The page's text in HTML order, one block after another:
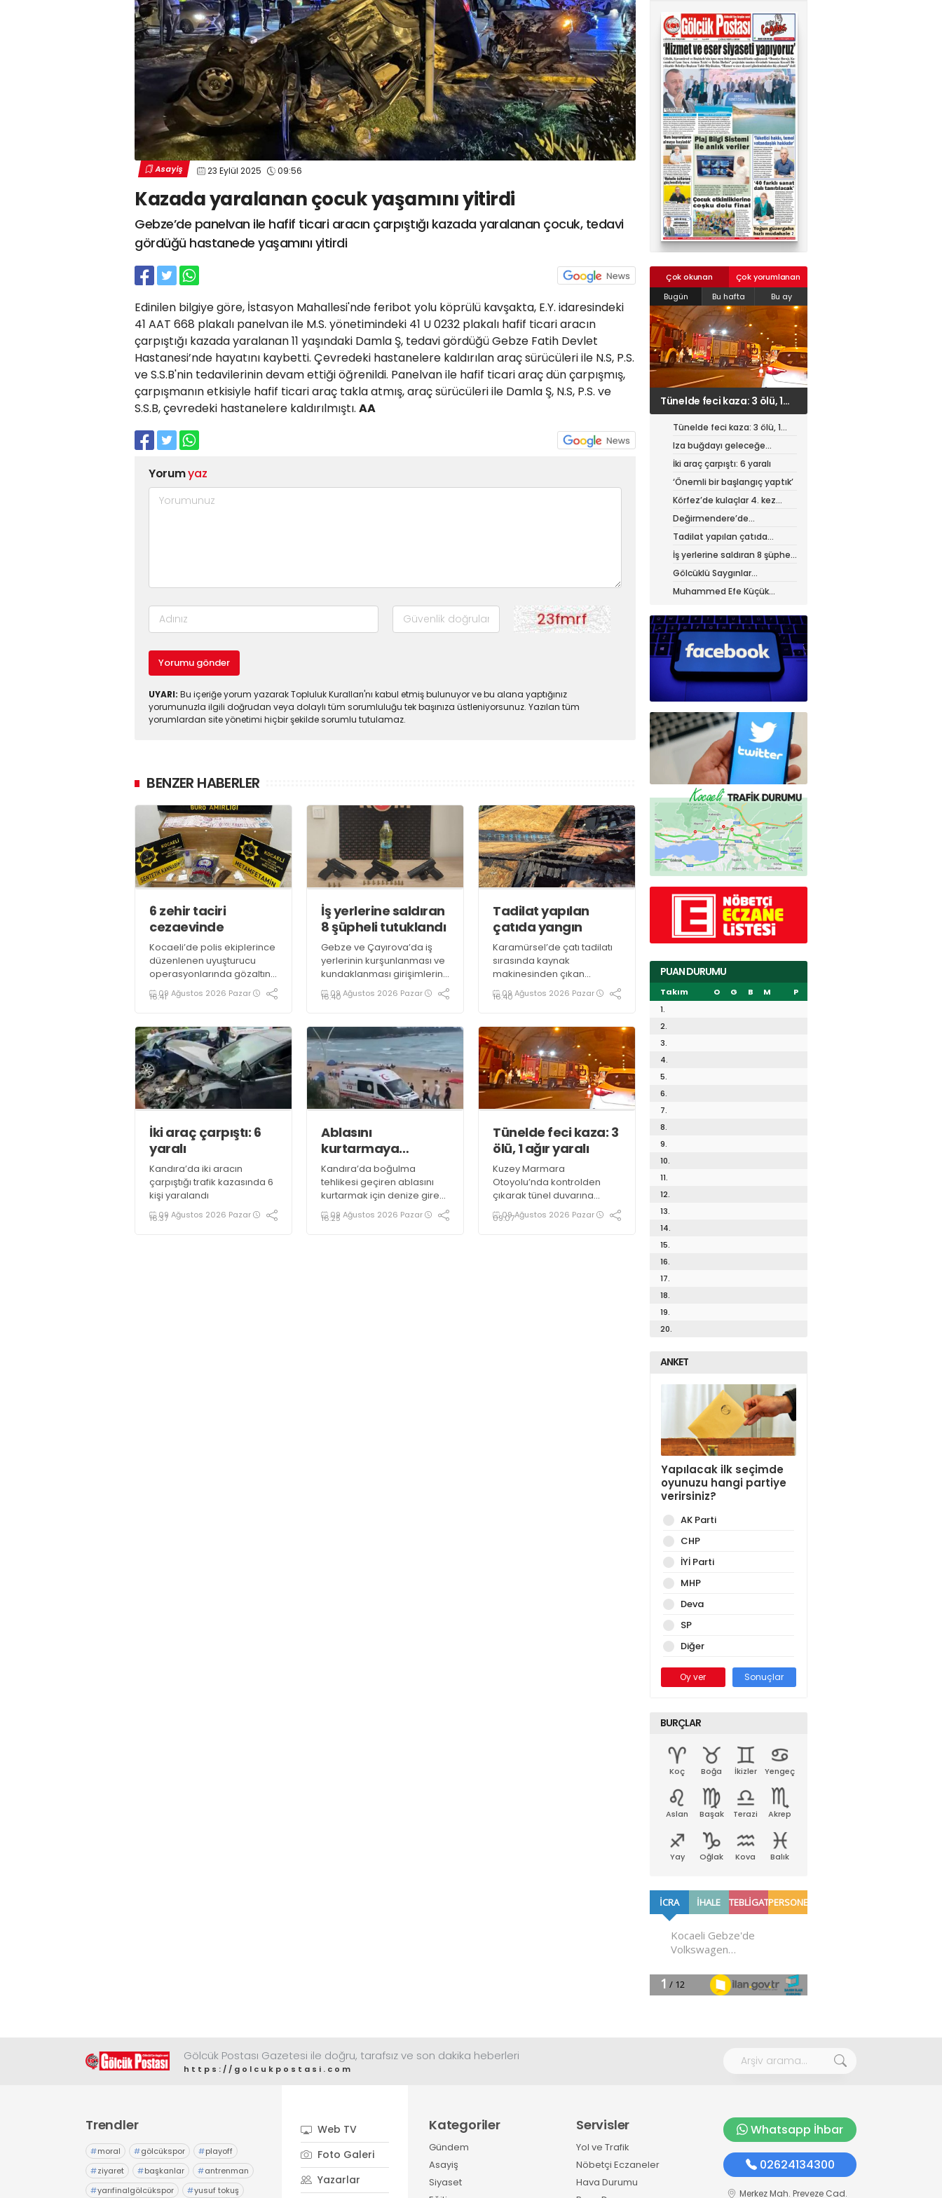
Asayiş 23 Eylül 2025 09:56
Kazada yaralanan çocuk yaşamını yitirdi
Gebze’de panelvan ile hafif ticari aracın çarpıştığı kazada yaralanan çocuk, tedavi
gördüğü hastanede yaşamını yitirdi
Edinilen bilgiye göre, İstasyon Mahallesi'nde feribot yolu köprülü kavşakta, E.Y. idaresindeki
41 AAT 668 plakalı panelvan ile M.S. yönetimindeki 41 U 0232 plakalı hafif ticari aracın
çarpıştığı kazada yaralanan 11 yaşındaki Damla Ş, tedavi gördüğü Gebze Fatih Devlet
Hastanesi’nde hayatını kaybetti. Çevredeki hastanelere kaldırılan araç sürücüleri ile N.S, P.S.
ve S.S.B'nin tedavilerinin devam ettiği öğrenildi. Panelvan ile hafif ticari araç dün çarpışmış,
çarpışmanın etkisiyle hafif ticari araç takla atmış, araç sürücüleri ile Damla Ş, N.S, P.S. ve
S.S.B, çevredeki hastanelere kaldırılmıştı. AA
Yorumyaz
Yorumu gönder
UYARI: Bu içeriğe yorum yazarak Topluluk Kuralları'nı kabul etmiş bulunuyor ve bu alana yaptığınız
yorumunuzla ilgili doğrudan veya dolaylı tüm sorumluluğu tek başınıza üstleniyorsunuz. Yazılan tüm
yorumlardan site yönetimi hiçbir şekilde sorumlu tutulamaz.
BENZER HABERLER
6 zehir taciri
cezaevinde
Kocaeli’de polis ekiplerince
düzenlenen uyuşturucu
operasyonlarında gözaltına
alınan 11 şüpheliden 6’sı
tutuklandı
09 Ağustos 2026 Pazar
16:41
İş yerlerine saldıran
8 şüpheli tutuklandı
Gebze ve Çayırova’da iş
yerlerinin kurşunlanması ve
kundaklanması girişimlerine
ilişkin operasyonda
gözaltına alınan 8 şüpheli
09 Ağustos 2026 Pazar
16:40
Tadilat yapılan
çatıda yangın
Karamürsel’de çatı tadilatı
sırasında kaynak
makinesinden çıkan
kıvılcımlar yangına neden
oldu. Alevlerin sardığı çatı,
söndürülürken, evde hasar
meydana geldi
09 Ağustos 2026 Pazar
16:40
İki araç çarpıştı: 6
yaralı
Kandıra’da iki aracın
çarpıştığı trafik kazasında 6
kişi yaralandı
09 Ağustos 2026 Pazar
16:37
Ablasını
kurtarmaya
çalışırken boğuldu
Kandıra’da boğulma
tehlikesi geçiren ablasını
kurtarmak için denize giren
19 yaşındaki genç,
kaldırıldığı hastanede
09 Ağustos 2026 Pazar
16:25
Tünelde feci kaza: 3
ölü, 1 ağır yaralı
Kuzey Marmara
Otoyolu’nda kontrolden
çıkarak tünel duvarına
çarpan hafif ticari araçtaki 3
kişi hayatını kaybetti, 1 kişi
09 Ağustos 2026 Pazar
09:07
Çok okunan
Çok yorumlanan
Bugün
Bu hafta Bu ay
Iza buğdayı geleceğe
taşınıyor
Tünelde feci kaza: 3 ölü, 1
ağır yaralı
Iza buğdayı geleceğe
taşınıyor
İki araç çarpıştı: 6 yaralı
‘Önemli bir başlangıç yaptık’
Körfez’de kulaçlar 4. kez
atıldı
Değirmendere’de
muhteşem festival
Tadilat yapılan çatıda
yangın
İş yerlerine saldıran 8 şüpheli
tutuklandı
Gölcüklü Saygınlar
hizmetten memnun
Muhammed Efe Küçük
PUAN DURUMU
Takım O G B M
P
1.
2.
3.
4.
5.
6.
7.
8.
9.
10.
11.
12.
13.
14.
15.
16.
17.
18.
19.
20.
ANKET
Yapılacak ilk seçimde
oyunuzu hangi partiye
verirsiniz?
AK Parti
CHP
İYİ Parti
MHP
Deva
SP
Diğer
Oy ver Sonuçlar
BURÇLAR
Koç Boğa İkizler Yengeç
Aslan Başak Terazi Akrep
Yay Oğlak Kova Balık
Gölcük Postası Gazetesi ile doğru, tarafsız ve son dakika heberleri
https://golcukpostasi.com
Trendler
#moral #gölcükspor #playoff
#ziyaret #başkanlar #antrenman
#yarıfinalgölcükspor #yusuf tokuş
Web TV
Foto Galeri
Yazarlar
Kategoriler
Gündem
Asayiş
Siyaset
Servisler
Yol ve Trafik
Nöbetçi Eczaneler
Hava Durumu
Whatsapp İhbar
02624134300
Merkez Mah. Preveze Cad.
02624132333
haber@golcukpostasi.com